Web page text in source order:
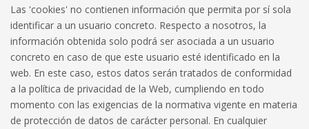
Las 'cookies' no contienen información que permita por sí sola
identificar a un usuario concreto. Respecto a nosotros, la
información obtenida solo podrá ser asociada a un usuario
concreto en caso de que este usuario esté identificado en la
web. En este caso, estos datos serán tratados de conformidad
a la política de privacidad de la Web, cumpliendo en todo
momento con las exigencias de la normativa vigente en materia
de protección de datos de carácter personal. En cualquier